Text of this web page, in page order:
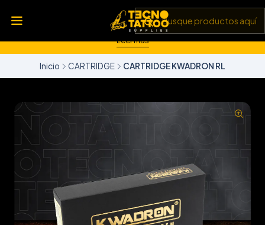
💥 Insumos, máquinas y tecnología de punta 💻 Todo lo que
necesitas para llevar tu arte al siguiente nivel 🎨 Calidad garantizada
Leer más
Inicio CARTRIDGE CARTRIDGE KWADRON RL